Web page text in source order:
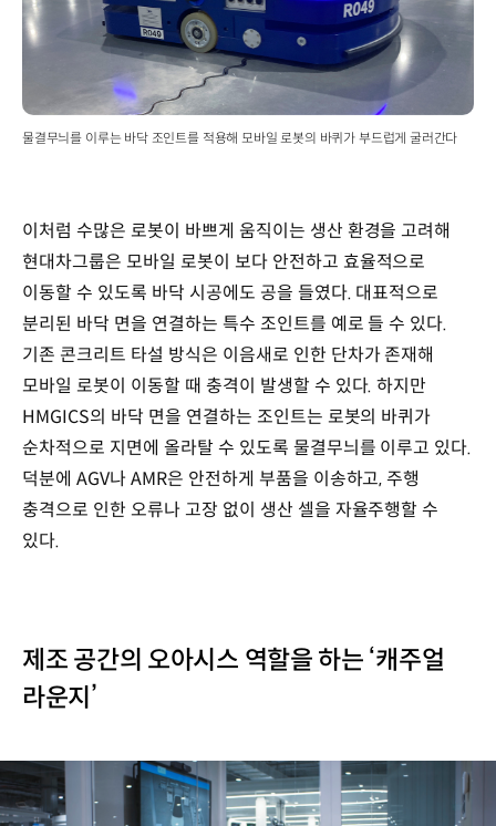
물결무늬를 이루는 바닥 조인트를 적용해 모바일 로봇의 바퀴가 부드럽게 굴러간다
이처럼 수많은 로봇이 바쁘게 움직이는 생산 환경을 고려해
현대차그룹은 모바일 로봇이 보다 안전하고 효율적으로
이동할 수 있도록 바닥 시공에도 공을 들였다. 대표적으로
분리된 바닥 면을 연결하는 특수 조인트를 예로 들 수 있다.
기존 콘크리트 타설 방식은 이음새로 인한 단차가 존재해
모바일 로봇이 이동할 때 충격이 발생할 수 있다. 하지만
HMGICS의 바닥 면을 연결하는 조인트는 로봇의 바퀴가
순차적으로 지면에 올라탈 수 있도록 물결무늬를 이루고 있다.
덕분에 AGV나 AMR은 안전하게 부품을 이송하고, 주행
충격으로 인한 오류나 고장 없이 생산 셀을 자율주행할 수
있다.
제조 공간의 오아시스 역할을 하는 ‘캐주얼
라운지’